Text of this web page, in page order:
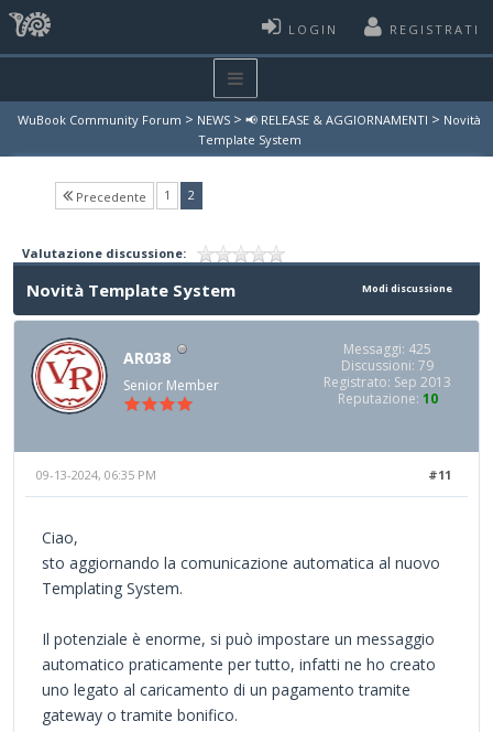
LOGIN REGISTRATI
WuBook Community Forum > NEWS > 📢 RELEASE & AGGIORNAMENTI > Novità
Template System
Precedente 1 2(current)
Valutazione discussione:
Modi discussione
Novità Template System
AR038
Senior Member
Messaggi: 425
Discussioni: 79
Registrato: Sep 2013
Reputazione: 10
#11
09-13-2024, 06:35 PM
Ciao,
sto aggiornando la comunicazione automatica al nuovo
Templating System.
Il potenziale è enorme, si può impostare un messaggio
automatico praticamente per tutto, infatti ne ho creato
uno legato al caricamento di un pagamento tramite
gateway o tramite bonifico.